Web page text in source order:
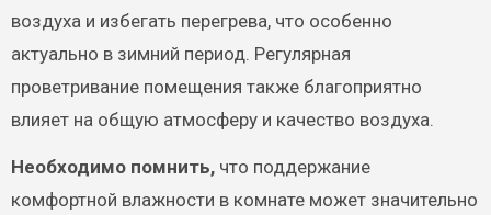
воздуха и избегать перегрева, что особенно
актуально в зимний период. Регулярная
проветривание помещения также благоприятно
влияет на общую атмосферу и качество воздуха.
Необходимо помнить,что поддержание
комфортной влажности в комнате может значительно